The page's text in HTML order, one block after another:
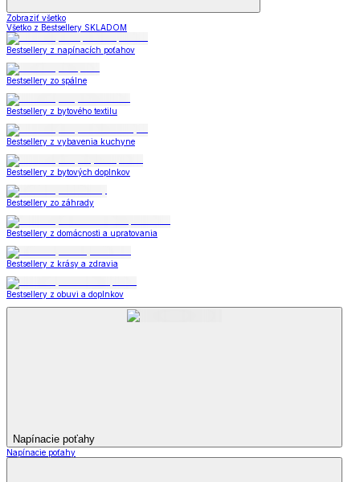
Zobraziť všetko
Všetko z Bestsellery SKLADOM
Bestsellery z napínacích poťahov
Bestsellery zo spálne
Bestsellery z bytového textilu
Bestsellery z vybavenia kuchyne
Bestsellery z bytových doplnkov
Bestsellery zo záhrady
Bestsellery z domácnosti a upratovania
Bestsellery z krásy a zdravia
Bestsellery z obuvi a doplnkov
Napínacie poťahy
Napínacie poťahy